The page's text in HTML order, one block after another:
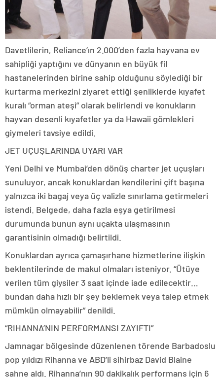
Davetlilerin, Reliance’ın 2.000’den fazla hayvana ev
sahipliği yaptığını ve dünyanın en büyük fil
hastanelerinden birine sahip olduğunu söylediği bir
kurtarma merkezini ziyaret ettiği şenliklerde kıyafet
kuralı “orman ateşi” olarak belirlendi ve konukların
hayvan desenli kıyafetler ya da Hawaii gömlekleri
giymeleri tavsiye edildi.
JET UÇUŞLARINDA UYARI VAR
Yeni Delhi ve Mumbai’den dönüş charter jet uçuşları
sunuluyor, ancak konuklardan kendilerini çift başına
yalnızca iki bagaj veya üç valizle sınırlama getirmeleri
istendi. Belgede, daha fazla eşya getirilmesi
durumunda bunun aynı uçakta ulaşmasının
garantisinin olmadığı belirtildi.
Konuklardan ayrıca çamaşırhane hizmetlerine ilişkin
beklentilerinde de makul olmaları isteniyor. “Ütüye
verilen tüm giysiler 3 saat içinde iade edilecektir…
bundan daha hızlı bir şey beklemek veya talep etmek
mümkün olmayabilir” denildi.
“RIHANNA’NIN PERFORMANSI ZAYIFTI”
Jamnagar bölgesinde düzenlenen törende Barbadoslu
pop yıldızı Rihanna ve ABD’li sihirbaz David Blaine
sahne aldı. Rihanna’nın 90 dakikalık performans için 6